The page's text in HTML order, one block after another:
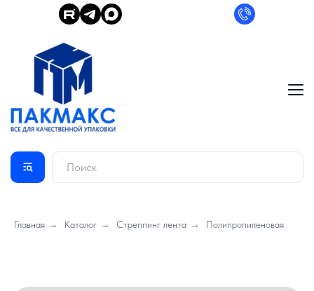
Главная → Каталог → Стреппинг лента → Полипропиленовая